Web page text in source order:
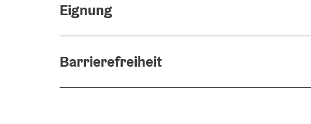
Eignung
Barrierefreiheit